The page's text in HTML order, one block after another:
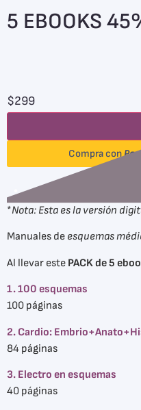
5 EBOOKS
$299
⠀⠀⠀⠀⠀⠀Compra conPay
*Nota: Esta es la versión
Manuales de esquemas
Al llevar este PACK de 5
1. 100 esquemas
100 páginas
2. Cardio:
84 páginas
3. Electro en esquemas
40 páginas